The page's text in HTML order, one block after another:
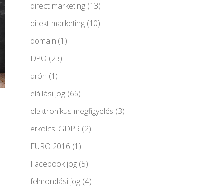
direct marketing(13)
direkt marketing(10)
domain (1)
DPO (23)
drón (1)
elállási jog(66)
elektronikus megfigyelés (3)
erkölcsi GDPR(2)
EURO 2016 (1)
Facebook jog(5)
felmondási jog(4)